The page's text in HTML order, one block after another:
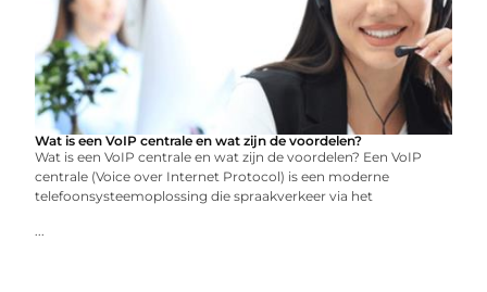
Wat is een VoIP centrale en wat zijn de voordelen?
Wat is een VoIP centrale en wat zijn de voordelen? Een VoIP
centrale (Voice over Internet Protocol) is een moderne
telefoonsysteemoplossing die spraakverkeer via het
...